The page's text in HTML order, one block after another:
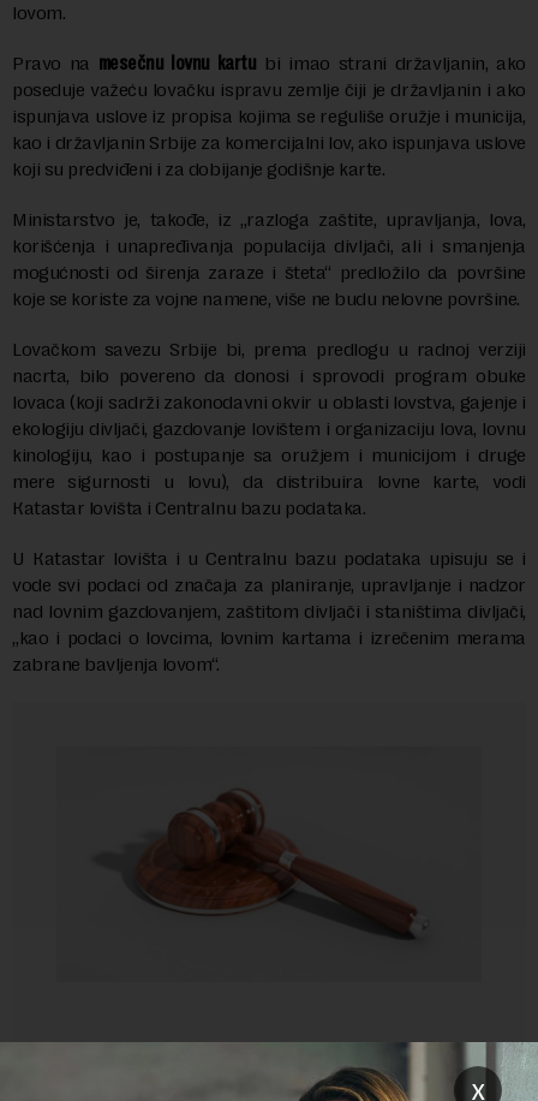
lovom.
Pravo na mesečnu lovnu kartu bi imao strani državljanin, ako
poseduje važeću lovačku ispravu zemlje čiji je državljanin i ako
ispunjava uslove iz propisa kojima se reguliše oružje i municija,
kao i državljanin Srbije za komercijalni lov, ako ispunjava uslove
koji su predviđeni i za dobijanje godišnje karte.
Ministarstvo je, takođe, iz „razloga zaštite, upravljanja, lova,
korišćenja i unapređivanja populacija divljači, ali i smanjenja
mogućnosti od širenja zaraze i šteta“ predložilo da površine
koje se koriste za vojne namene, više ne budu nelovne površine.
Lovačkom savezu Srbije bi, prema predlogu u radnoj verziji
nacrta, bilo povereno da donosi i sprovodi program obuke
lovaca (koji sadrži zakonodavni okvir u oblasti lovstva, gajenje i
ekologiju divljači, gazdovanje lovištem i organizaciju lova, lovnu
kinologiju, kao i postupanje sa oružjem i municijom i druge
mere sigurnosti u lovu), da distribuira lovne karte, vodi
Кatastar lovišta i Centralnu bazu podataka.
U Кatastar lovišta i u Centralnu bazu podataka upisuju se i
vode svi podaci od značaja za planiranje, upravljanje i nadzor
nad lovnim gazdovanjem, zaštitom divljači i staništima divljači,
„kao i podaci o lovcima, lovnim kartama i izrečenim merama
zabrane bavljenja lovom“.
x